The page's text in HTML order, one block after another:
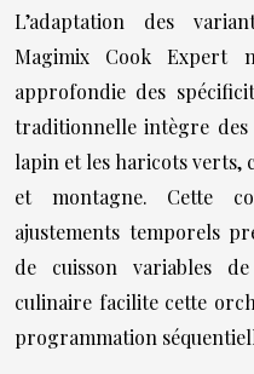
L’adaptation des
Magimix Cook Expert
approfondie des
traditionnelle intègre des
lapin et les haricots verts,
et montagne. Cette
ajustements temporels
de cuisson variables
culinaire facilite cette
programmation